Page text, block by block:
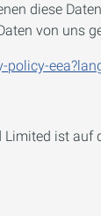
diese
von uns
ist auf